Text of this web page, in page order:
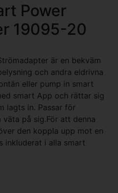
Power
19095-20
är en bekväm
och andra eldrivna
eller pump in smart
smart App och rättar sig
lagts in. Passar för
på sig.För att denna
den koppla upp mot en
inkluderat i alla smart